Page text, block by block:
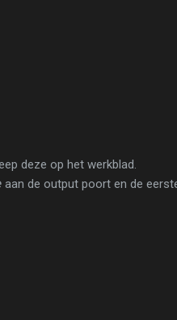
deze op het werkblad.
aan de output poort en de